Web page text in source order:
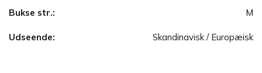
Bukse str.: M
Udseende: Skandinavisk / Europæisk